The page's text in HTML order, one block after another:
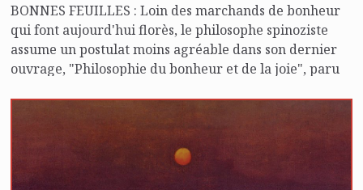
BONNES FEUILLES : Loin des marchands de bonheur
qui font aujourd'hui florès, le philosophe spinoziste
assume un postulat moins agréable dans son dernier
ouvrage, "Philosophie du bonheur et de la joie", paru